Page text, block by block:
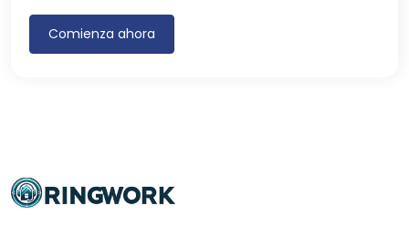
Comienza ahora